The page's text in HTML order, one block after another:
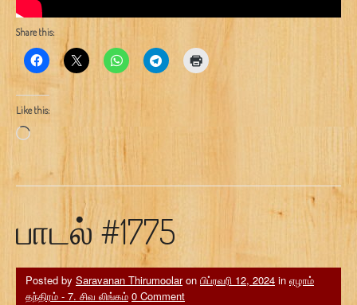
Share this:
Like this:
Loading…
பாடல் #1775
Posted by Saravanan Thirumoolaron பிப்ரவரி 12, 2024 in ஏழாம்
தந்திரம் - 7. சிவ லிங்கம் 0 Comment